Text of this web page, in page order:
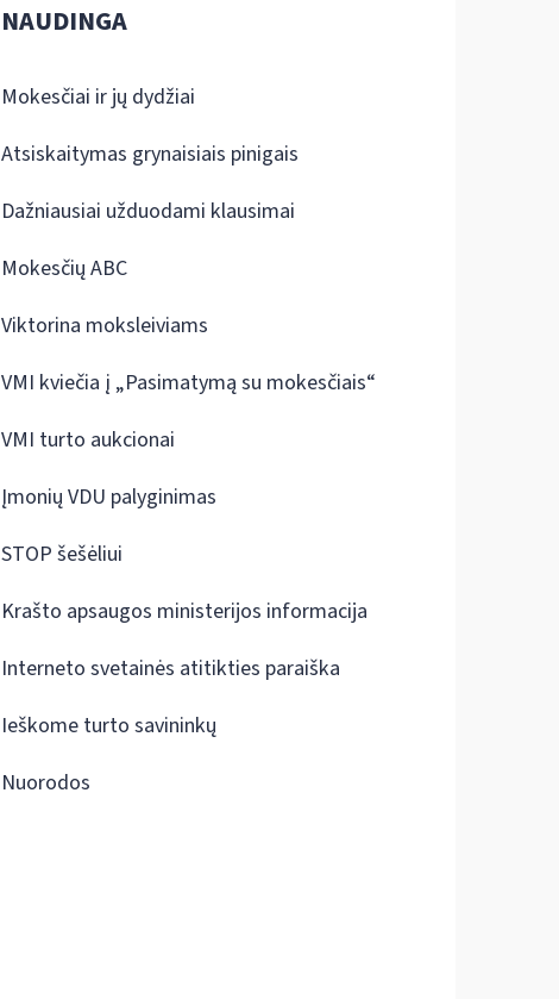
NAUDINGA
Mokesčiai ir jų dydžiai
Atsiskaitymas grynaisiais pinigais
Dažniausiai užduodami klausimai
Mokesčių ABC
Viktorina moksleiviams
VMI kviečia į „Pasimatymą su mokesčiais“
VMI turto aukcionai
Įmonių VDU palyginimas
STOP šešėliui
Krašto apsaugos ministerijos informacija
Interneto svetainės atitikties paraiška
Ieškome turto savininkų
Nuorodos